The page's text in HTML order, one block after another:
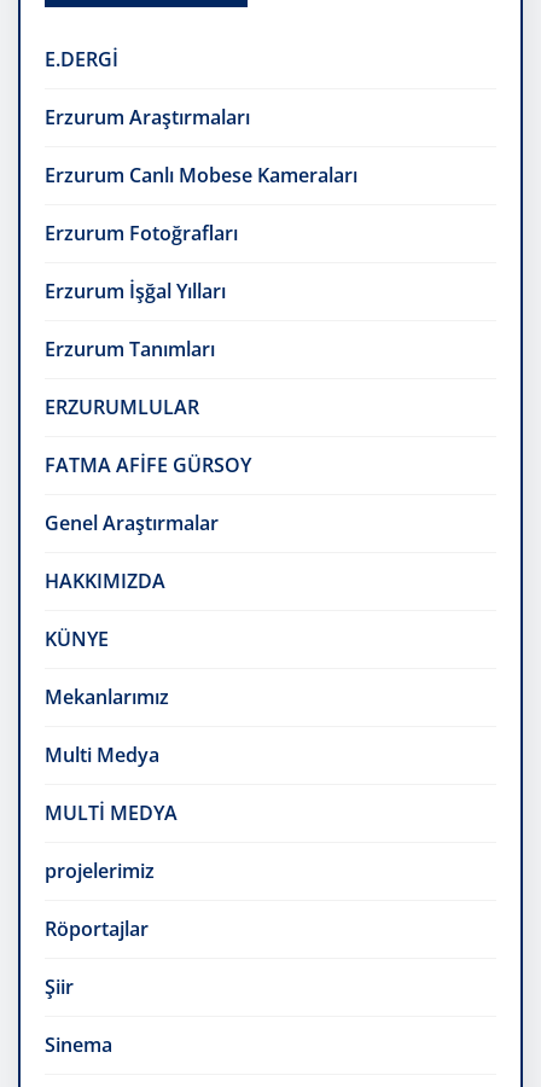
E.DERGİ
Erzurum Araştırmaları
Erzurum Canlı Mobese Kameraları
Erzurum Fotoğrafları
Erzurum İşğal Yılları
Erzurum Tanımları
ERZURUMLULAR
FATMA AFİFE GÜRSOY
Genel Araştırmalar
HAKKIMIZDA
KÜNYE
Mekanlarımız
Multi Medya
MULTİ MEDYA
projelerimiz
Röportajlar
Şiir
Sinema